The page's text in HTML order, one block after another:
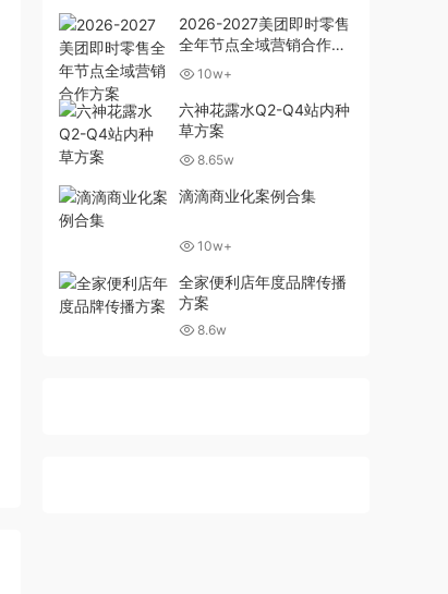
2026-2027美团即时零售
全年节点全域营销合作方
案 10w+
六神花露水Q2-Q4站内种
草方案
8.65w
滴滴商业化案例合集
10w+
全家便利店年度品牌传播
方案
8.6w